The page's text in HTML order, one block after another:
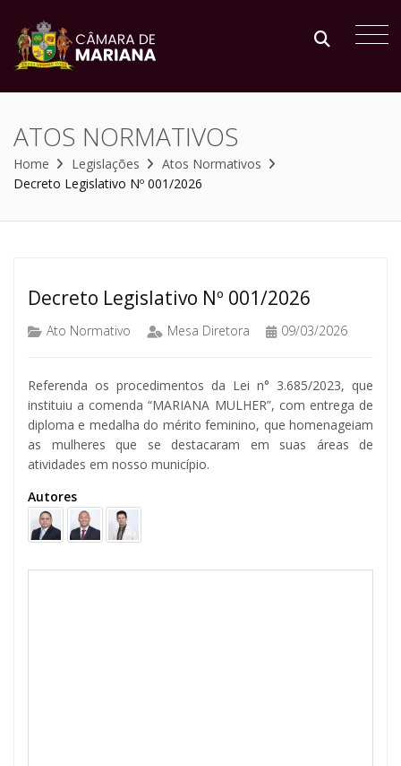
ATOS NORMATIVOS
Home Legislações
Atos Normativos
Decreto Legislativo Nº 001/2026
Decreto Legislativo Nº 001/2026
Ato Normativo Mesa Diretora 09/03/2026
Referenda os procedimentos da Lei n° 3.685/2023, que
instituiu a comenda “MARIANA MULHER”, com entrega de
diploma e medalha do mérito feminino, que homenageiam
as mulheres que se destacaram em suas áreas de
atividades em nosso município.
Autores